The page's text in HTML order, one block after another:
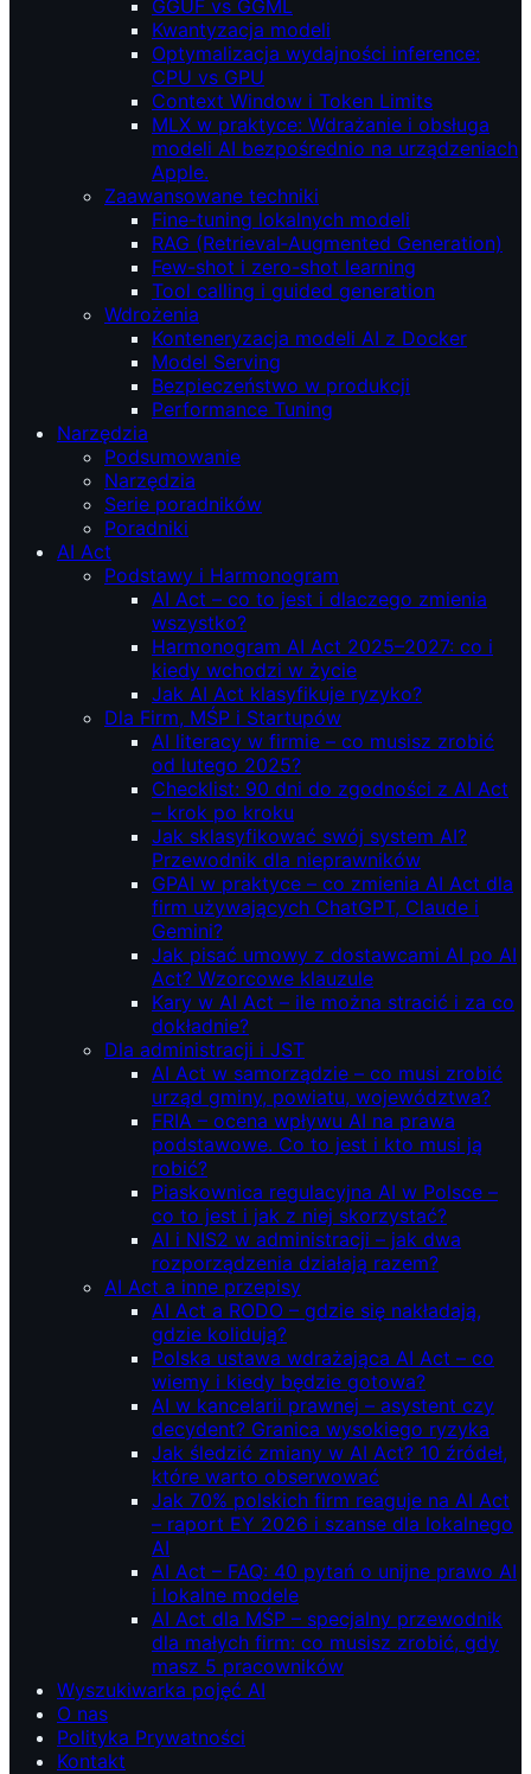
GGUF vs GGML
Kwantyzacja modeli
Optymalizacja wydajności inference:
CPU vs GPU
Context Window i Token Limits
MLX w praktyce: Wdrażanie i obsługa
modeli AI bezpośrednio na urządzeniach
Apple.
Zaawansowane techniki
Fine-tuning lokalnych modeli
RAG (Retrieval‑Augmented Generation)
Few-shot i zero-shot learning
Tool calling i guided generation
Wdrożenia
Konteneryzacja modeli AI z Docker
Model Serving
Bezpieczeństwo w produkcji
Performance Tuning
Narzędzia
Podsumowanie
Narzędzia
Serie poradników
Poradniki
AI Act
Podstawy i Harmonogram
AI Act – co to jest i dlaczego zmienia
wszystko?
Harmonogram AI Act 2025–2027: co i
kiedy wchodzi w życie
Jak AI Act klasyfikuje ryzyko?
Dla Firm, MŚP i Startupów
AI literacy w firmie – co musisz zrobić
od lutego 2025?
Checklist: 90 dni do zgodności z AI Act
– krok po kroku
Jak sklasyfikować swój system AI?
Przewodnik dla nieprawników
GPAI w praktyce – co zmienia AI Act dla
firm używających ChatGPT, Claude i
Gemini?
Jak pisać umowy z dostawcami AI po AI
Act? Wzorcowe klauzule
Kary w AI Act – ile można stracić i za co
dokładnie?
Dla administracji i JST
AI Act w samorządzie – co musi zrobić
urząd gminy, powiatu, województwa?
FRIA – ocena wpływu AI na prawa
podstawowe. Co to jest i kto musi ją
robić?
Piaskownica regulacyjna AI w Polsce –
co to jest i jak z niej skorzystać?
AI i NIS2 w administracji – jak dwa
rozporządzenia działają razem?
AI Act a inne przepisy
AI Act a RODO – gdzie się nakładają,
gdzie kolidują?
Polska ustawa wdrażająca AI Act – co
wiemy i kiedy będzie gotowa?
AI w kancelarii prawnej – asystent czy
decydent? Granica wysokiego ryzyka
Jak śledzić zmiany w AI Act? 10 źródeł,
które warto obserwować
Jak 70% polskich firm reaguje na AI Act
– raport EY 2026 i szanse dla lokalnego
AI
AI Act – FAQ: 40 pytań o unijne prawo AI
i lokalne modele
AI Act dla MŚP – specjalny przewodnik
dla małych firm: co musisz zrobić, gdy
masz 5 pracowników
Wyszukiwarka pojęć AI
O nas
Polityka Prywatności
Kontakt